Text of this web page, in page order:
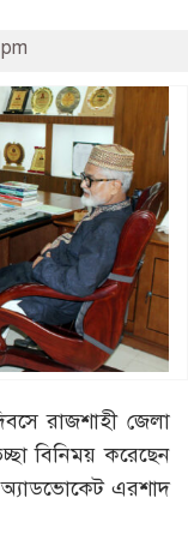
রাজশাহী জেলা
বিনিময় করেছেন
অ্যাডভোকেট এরশাদ